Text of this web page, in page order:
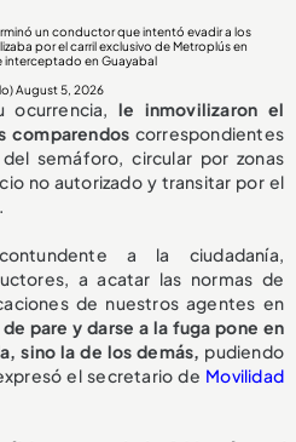
un conductor que intentó evadir a los
por el carril exclusivo de Metroplús en
interceptado en Guayabal
August 5, 2026
ocurrencia, le inmovilizaron el
comparendos correspondientes
semáforo, circular por zonas
no autorizado y transitar por el
a la ciudadanía,
a acatar las normas de
de nuestros agentes en
pare y darse a la fuga pone en
sino la de los demás, pudiendo
el secretario de Movilidad